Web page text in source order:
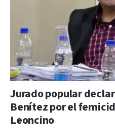
Jurado popular
Benítez por el
Leoncino